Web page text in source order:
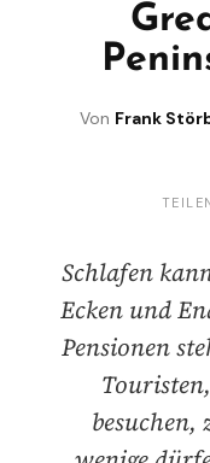
Von Frank
Schlafen
Ecken und
Pensionen